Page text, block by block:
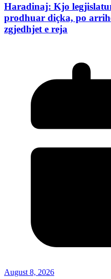
Haradinaj: Kjo
prodhuar diçka, po
zgjedhjet e reja
August 8, 2026